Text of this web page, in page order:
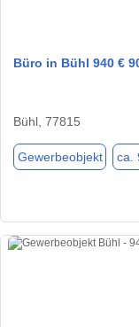
Büro in Bühl 940 €
Bühl, 77815
Gewerbeobjekt ca.